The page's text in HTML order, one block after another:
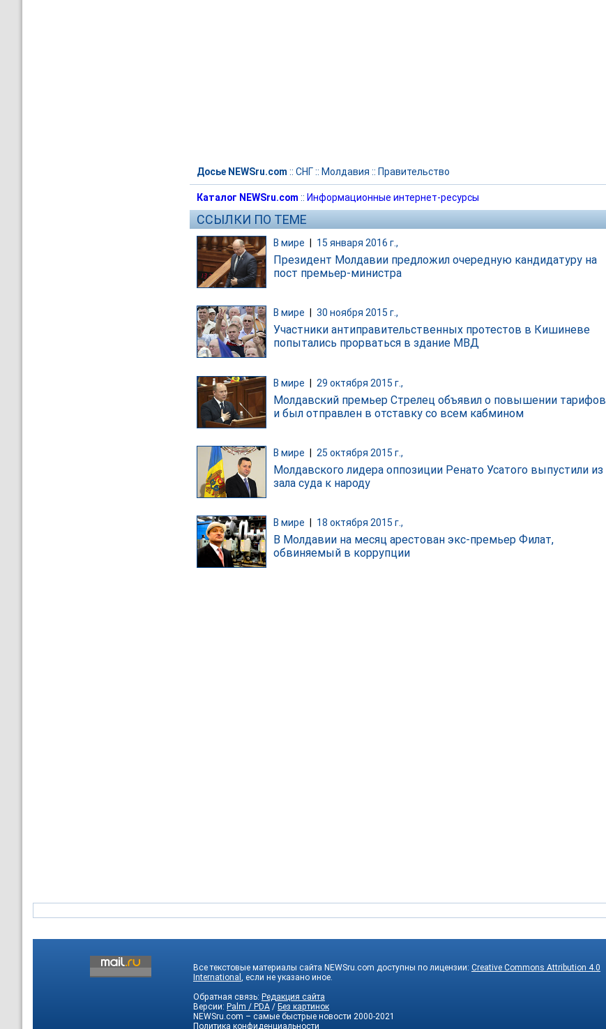
Досье NEWSru.com :: СНГ:: Молдавия :: Правительство
Каталог NEWSru.com :: Информационные интернет-ресурсы
ССЫЛКИ ПО ТЕМЕ
В мире 15 января 2016 г.,
Президент Молдавии предложил очередную кандидатуру на
пост премьер-министра
В мире 30 ноября 2015 г.,
Участники антиправительственных протестов в Кишиневе
попытались прорваться в здание МВД
В мире | 29 октября 2015 г.,
Молдавский премьер Стрелец объявил о повышении тарифов
и был отправлен в отставку со всем кабмином
В мире 25 октября 2015 г.,
Молдавского лидера оппозиции Ренато Усатого выпустили из
зала суда к народу
В мире 18 октября 2015 г.,
В Молдавии на месяц арестован экс-премьер Филат,
обвиняемый в коррупции
Все текстовые материалы сайта NEWSru.com доступны по лицензии: Creative Commons Attribution 4.0
International , если не указано иное.
Обратная связь: Редакция сайта
Версии: Palm / PDA / Без картинок
NEWSru.com – самые быстрые новости 2000-2021
Политика конфиденциальности